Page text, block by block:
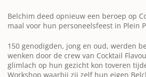
Belchim deed opnieuw een beroep op
maal voor hun personeelsfeest in Plein
150 genodigden, jong en oud, werden
wenken door de crew van Cocktail
glimlach op hun gezicht kon toveren
Workshop waarbij zij zelf hun eigen